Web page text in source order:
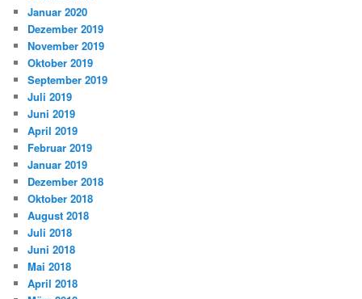
Januar 2020
Dezember 2019
November 2019
Oktober 2019
September 2019
Juli 2019
Juni 2019
April 2019
Februar 2019
Januar 2019
Dezember 2018
Oktober 2018
August 2018
Juli 2018
Juni 2018
Mai 2018
April 2018